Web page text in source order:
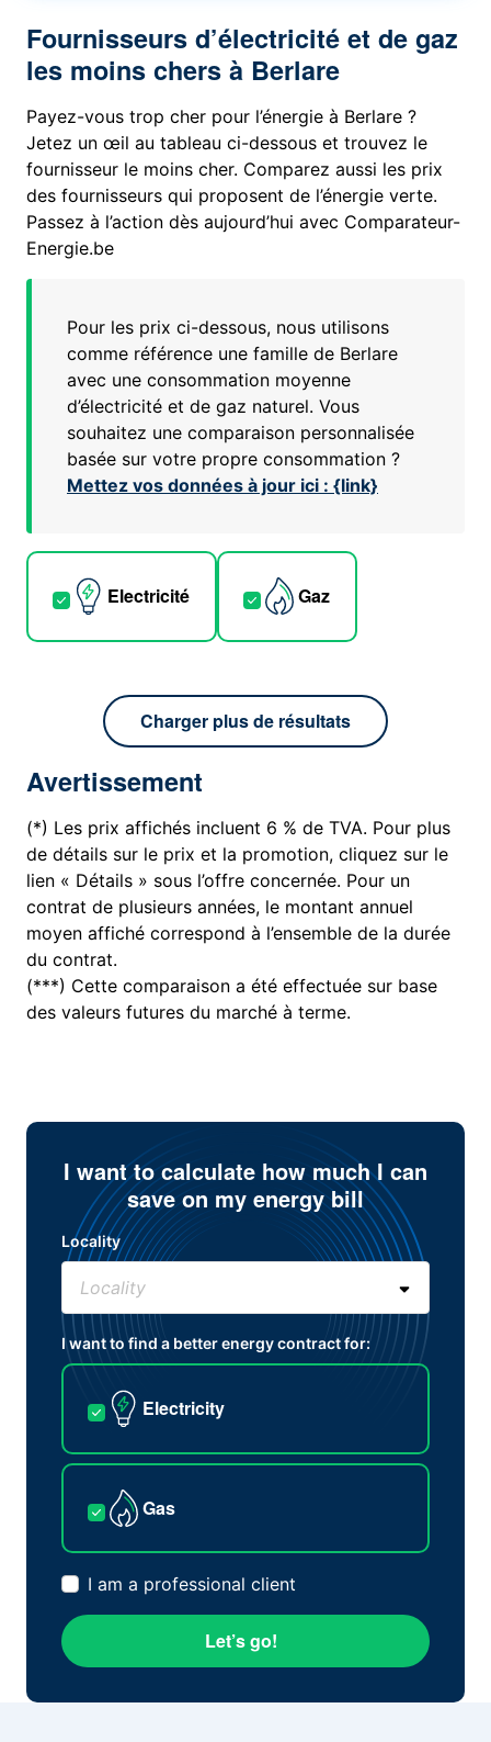
Fournisseurs d’électricité et de gaz
les moins chers à Berlare
Payez-vous trop cher pour l’énergie à Berlare ?
Jetez un œil au tableau ci-dessous et trouvez le
fournisseur le moins cher. Comparez aussi les prix
des fournisseurs qui proposent de l’énergie verte.
Passez à l’action dès aujourd’hui avec Comparateur-
Energie.be
Pour les prix ci-dessous, nous utilisons
comme référence une famille de Berlare
avec une consommation moyenne
d’électricité et de gaz naturel. Vous
souhaitez une comparaison personnalisée
basée sur votre propre consommation ?
Mettez vos données à jour ici : {link}
Electricité Gaz
Charger plus de résultats
Avertissement
(*) Les prix affichés incluent 6 % de TVA. Pour plus
de détails sur le prix et la promotion, cliquez sur le
lien « Détails » sous l’offre concernée. Pour un
contrat de plusieurs années, le montant annuel
moyen affiché correspond à l’ensemble de la durée
du contrat.
(***) Cette comparaison a été effectuée sur base
des valeurs futures du marché à terme.
I want to calculate how much I can
save on my energy bill
Locality
I want to find a better energy contract for:
Electricity
Gas
I am a professional client
Let’s go!